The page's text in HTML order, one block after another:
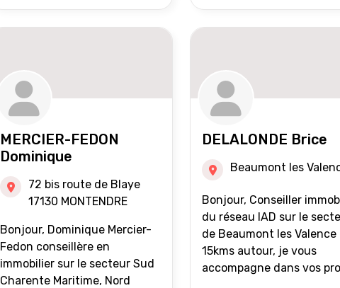
MERCIER-FEDON
Dominique
72 bis route de Blaye
17130 MONTENDRE
Bonjour, Dominique Mercier-
Fedon conseillère en
immobilier sur le secteur Sud
Charente Maritime, Nord
DELALONDE Brice
Beaumont les
Bonjour, Conseiller immobilier
du réseau IAD sur le
de Beaumont les Valence
15kms autour, je vous
accompagne dans vos